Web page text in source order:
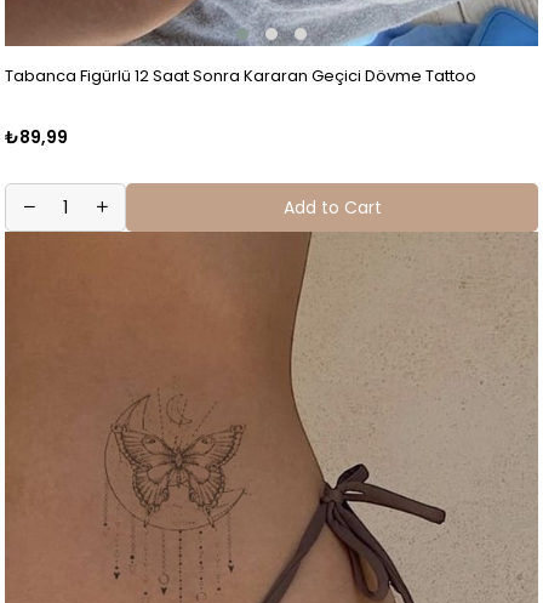
Tabanca Figürlü 12 Saat Sonra Kararan Geçici Dövme Tattoo
₺89,99
Add to Cart